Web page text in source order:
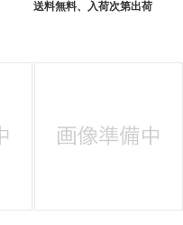
送料無料、 入荷次第出荷